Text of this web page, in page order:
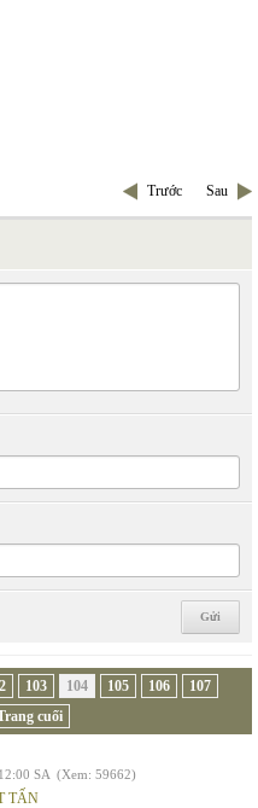
Trước Sau
103 104 105 106
107
cuối
12:00 SA (Xem: 59662)
TẤN